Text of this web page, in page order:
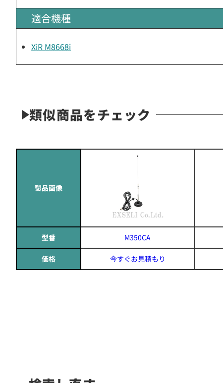
適合機種
XiR M8668i
類似商品をチェック
製品画像
型番 M350CA
価格 今すぐお見積もり